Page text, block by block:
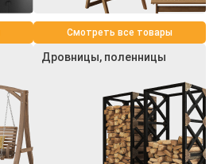
Смотреть все товары
Дровницы, поленницы